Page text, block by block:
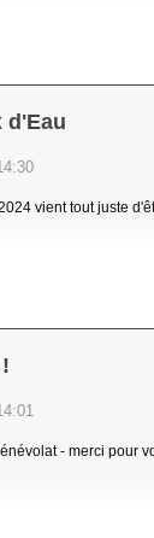
d'Eau
vient tout juste
- merci pour